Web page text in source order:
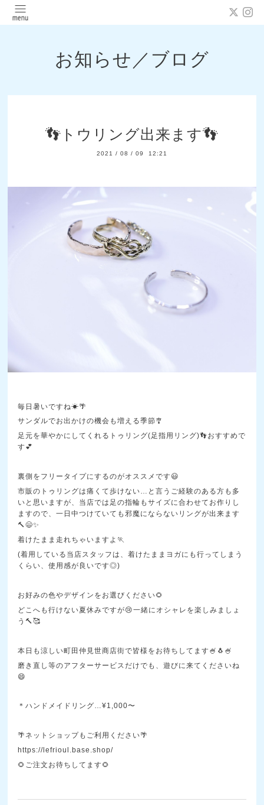
お知らせ／ブログ
👣トウリング出来ます👣
2021 / 08 / 09 12:21
毎日暑いですね☀🌴
サンダルでお出かけの機会も増える季節🎐
足元を華やかにしてくれるトゥリング(足指用リング)👣おすすめで
す💕
裏側をフリータイプにするのがオススメです😃
市販のトゥリングは痛くて歩けない…と言うご経験のある方も多
いと思いますが、当店では足の指輪もサイズに合わせてお作りし
ますので、一日中つけていても邪魔にならないリングが出来ます
🔨😄✨
着けたまま走れちゃいますよ🏃
(着用している当店スタッフは、着けたままヨガにも行ってしまう
くらい、使用感が良いです◎)
お好みの色やデザインをお選びください🌻
どこへも行けない夏休みですが😢一緒にオシャレを楽しみましょ
う🔨🥰
本日も涼しい町田仲見世商店街で皆様をお待ちしてます🍧🐧🍧
磨き直し等のアフターサービスだけでも、遊びに来てくださいね
😄
＊ハンドメイドリング…¥1,000〜
🌴ネットショップもご利用ください🌴
https://lefrioul.base.shop/
🌻ご注文お待ちしてます🌻